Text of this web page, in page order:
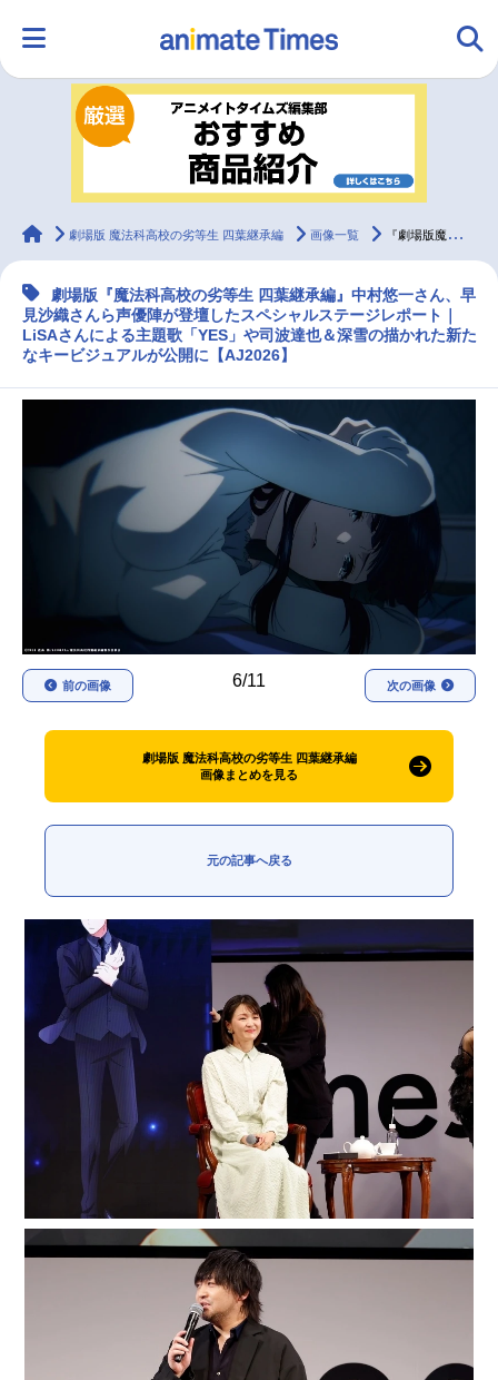
ランキング アニメ
ラジオ グッズ
マンガ・ラノベ ゲーム・アプリ 音楽 コスプレ
最新記事一覧
アニメ記事一覧 声優記事一覧
実写化映画一覧
今期アニメ曜日別一覧
秋アニメ
男性声優/女性声優一覧
FOLLOW US
animateTimes
劇場版 魔法科高校の劣等生 四葉継承編 画像一覧 『劇場版魔法科 四葉継承編』SPステージレポート【AJ2026】
劇場版『魔法科高校の劣等生 四葉継承編』中村悠一さん、早
見沙織さんら声優陣が登壇したスペシャルステージレポート｜
LiSAさんによる主題歌「YES」や司波達也＆深雪の描かれた新た
なキービジュアルが公開に【AJ2026】
6/11
前の画像 次の画像
劇場版 魔法科高校の劣等生 四葉継承編
画像まとめを見る
元の記事へ戻る